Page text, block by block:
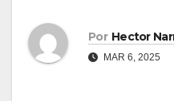
Por Hector
MAR 6, 2025